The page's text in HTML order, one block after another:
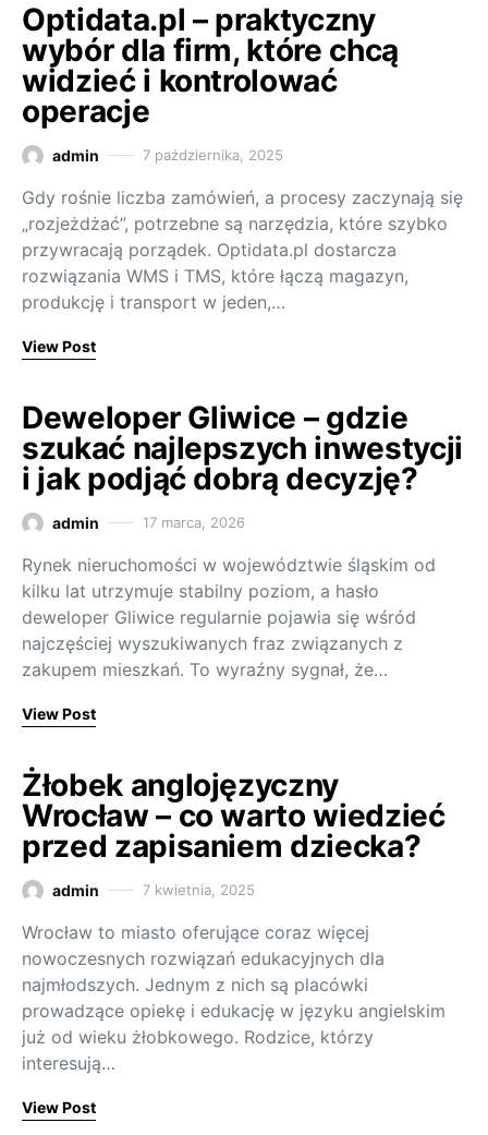
Optidata.pl – praktyczny
wybór dla firm, które chcą
widzieć i kontrolować
operacje
admin 7 października, 2025
Gdy rośnie liczba zamówień, a procesy zaczynają się
„rozjeżdżać”, potrzebne są narzędzia, które szybko
przywracają porządek. Optidata.pl dostarcza
rozwiązania WMS i TMS, które łączą magazyn,
produkcję i transport w jeden,…
View Post
Deweloper Gliwice – gdzie
szukać najlepszych inwestycji
i jak podjąć dobrą decyzję?
admin 17 marca, 2026
Rynek nieruchomości w województwie śląskim od
kilku lat utrzymuje stabilny poziom, a hasło
deweloper Gliwice regularnie pojawia się wśród
najczęściej wyszukiwanych fraz związanych z
zakupem mieszkań. To wyraźny sygnał, że…
View Post
Żłobek anglojęzyczny
Wrocław – co warto wiedzieć
przed zapisaniem dziecka?
admin 7 kwietnia, 2025
Wrocław to miasto oferujące coraz więcej
nowoczesnych rozwiązań edukacyjnych dla
najmłodszych. Jednym z nich są placówki
prowadzące opiekę i edukację w języku angielskim
już od wieku żłobkowego. Rodzice, którzy
interesują…
View Post